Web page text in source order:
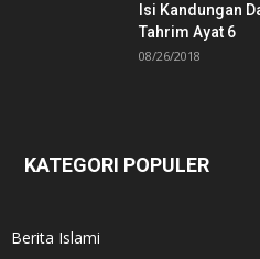
Isi Kandungan
Tahrim Ayat 6
08/26/2018
KATEGORI POPULER
Berita Islami